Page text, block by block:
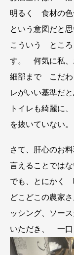
明るく 食材の色
という意図だと思
こういう とこ
す。 何気に私、
細部まで こだわ
レがいい基準だと
トイレも綺麗に
を抜いていな
さて、肝心のお
言えることではな
でも、とにかく
どこどこの農家
ッシング、ソー
いただき、 一